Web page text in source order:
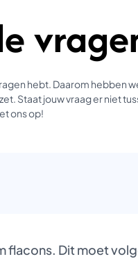
hebt. Daarom hebben
Staat jouw vraag er niet
ons op!
flacons. Dit moet